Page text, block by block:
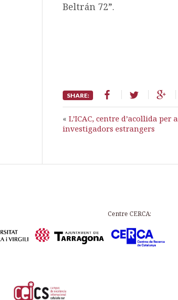
Beltrán 72”.
SHARE:
« L’ICAC, centre d’acollida per a
investigadors estrangers
Centre CERCA: